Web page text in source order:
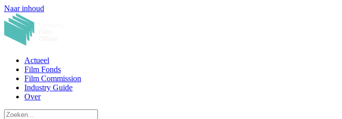
Naar inhoud
Actueel
Film Fonds
Film Commission
Industry Guide
Over